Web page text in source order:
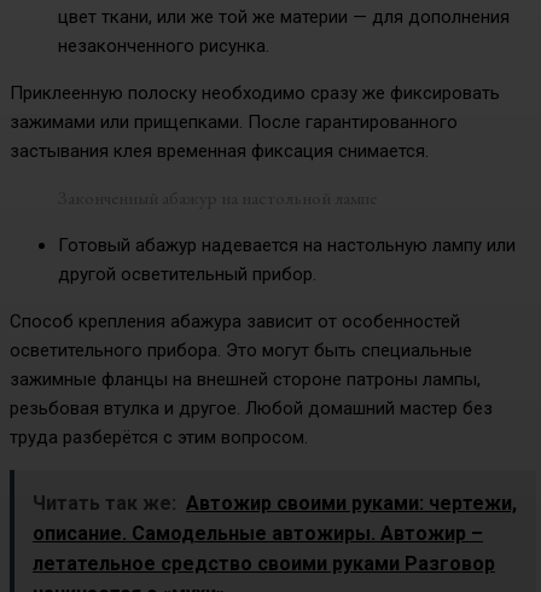
цвет ткани, или же той же материи — для дополнения
незаконченного рисунка.
Приклеенную полоску необходимо сразу же фиксировать
зажимами или прищепками. После гарантированного
застывания клея временная фиксация снимается.
Готовый абажур надевается на настольную лампу или
другой осветительный прибор.
Способ крепления абажура зависит от особенностей
осветительного прибора. Это могут быть специальные
зажимные фланцы на внешней стороне патроны лампы,
резьбовая втулка и другое. Любой домашний мастер без
труда разберётся с этим вопросом.
Читать так же: Автожир своими руками: чертежи,
описание. Самодельные автожиры. Автожир –
летательное средство своими руками Разговор